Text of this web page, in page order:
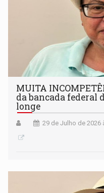
MUITA
da bancada federal
longe
29 de Julho de 2026